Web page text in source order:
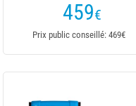
459€
Prix public conseillé: 469€